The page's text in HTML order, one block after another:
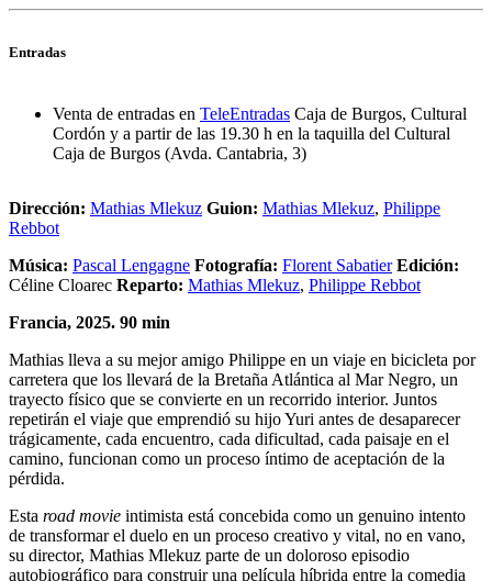
Entradas
Venta de entradas en TeleEntradas Caja de Burgos, Cultural
Cordón y a partir de las 19.30 h en la taquilla del Cultural
Caja de Burgos (Avda. Cantabria, 3)
Dirección: Mathias Mlekuz Guion: Mathias Mlekuz, Philippe
Rebbot
Música: Pascal Lengagne Fotografía: Florent Sabatier Edición:
Céline Cloarec Reparto: Mathias Mlekuz, Philippe Rebbot
Francia, 2025. 90 min
Mathias lleva a su mejor amigo Philippe en un viaje en bicicleta por
carretera que los llevará de la Bretaña Atlántica al Mar Negro, un
trayecto físico que se convierte en un recorrido interior. Juntos
repetirán el viaje que emprendió su hijo Yuri antes de desaparecer
trágicamente, cada encuentro, cada dificultad, cada paisaje en el
camino, funcionan como un proceso íntimo de aceptación de la
pérdida.
Esta road movie intimista está concebida como un genuino intento
de transformar el duelo en un proceso creativo y vital, no en vano,
su director, Mathias Mlekuz parte de un doloroso episodio
autobiográfico para construir una película híbrida entre la comedia